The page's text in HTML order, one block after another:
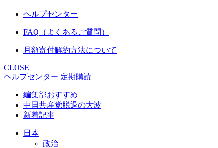
ヘルプセンター
FAQ（よくあるご質問）
月額寄付解約方法について
CLOSE
ヘルプセンター 定期購読
編集部おすすめ
中国共産党脱退の大波
新着記事
日本
政治